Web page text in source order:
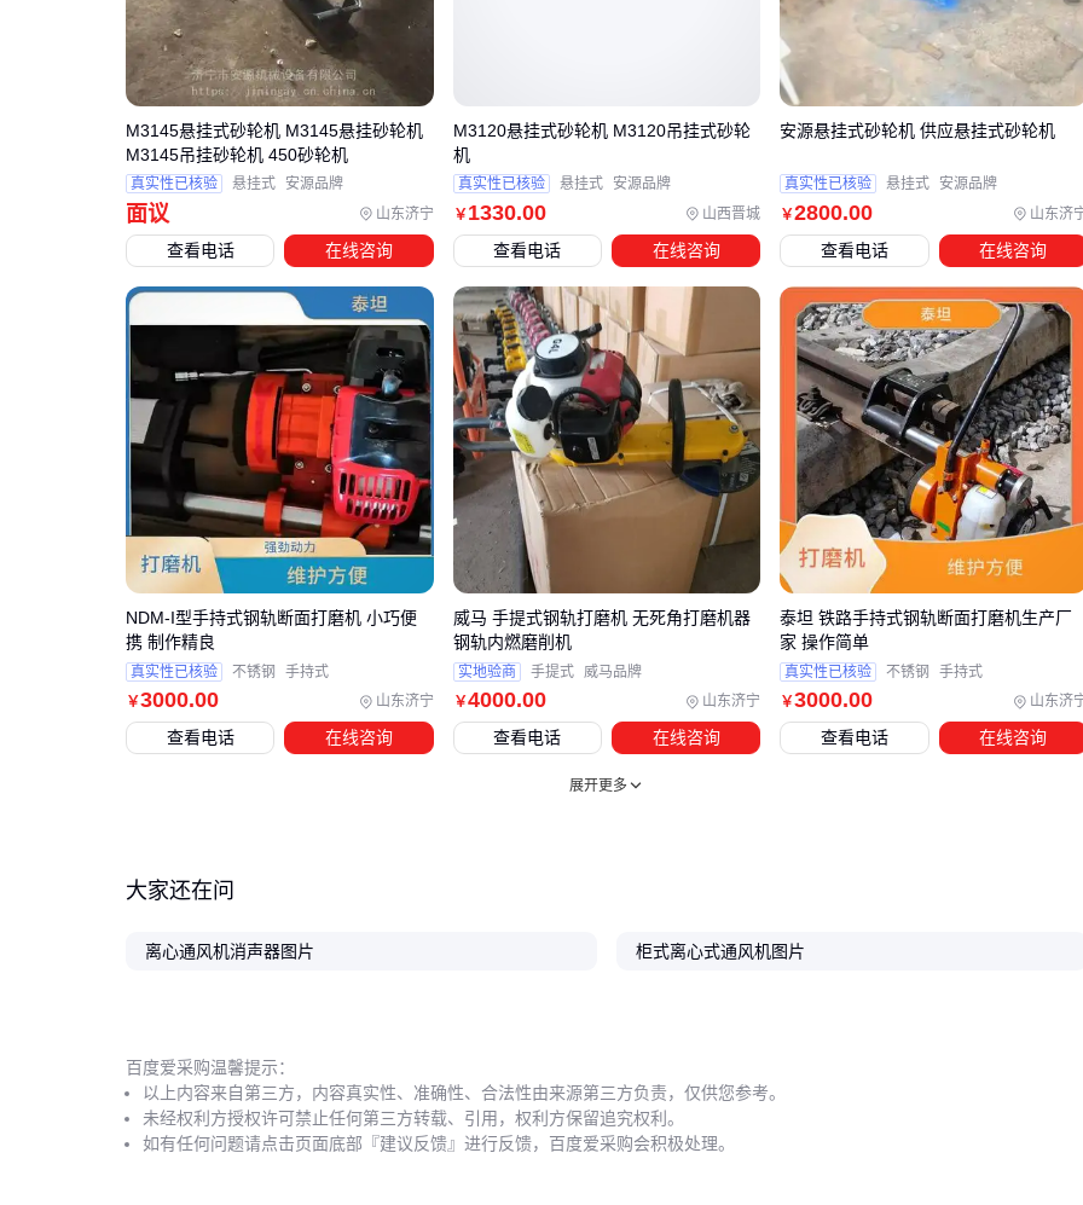
选型时还需考虑设备的可扩展性。例如，未来可能升级的除尘
系统需要预留风量余量，而频繁启停的工况则需关注电机的耐
确定主设备后，还需评估配套的消音器、调节阀或防爆装置等
四、采购离心通风机后，这些配套设备你准备好了吗？
离心通风机安装后，许多用户会发现噪音、震动或连接问题突
然凸显。这些并非主设备质量问题，而是配套设备未同步匹配
的典型表现。比如未安装
风机消音棉
的工业场景，往往因高
频噪音被迫二次停工改造。
关键配套设备可分为三类：
降噪类：如阻燃风机消音棉 和 波浪吸音棉
，能降低高频
气流噪音
JGF型橡胶减震器
可缓解设备运行时的结构传导
连接类：耐高温通风软接 和防爆风机控制箱
确保管道安
全衔接
配套设备的选择需与主设备工况严格匹配。例如化工车间需优
先考虑防爆风机控制箱 ，而食品厂则要关注
不锈钢风机防护
罩
的密封性。忽略这些细节可能导致主设备性能折损甚至安
全隐患。
与皮带的匹配度，能避免因此引发的电机过载问题。
累计运行500小时应更换润滑油
季节性停用前需清理叶轮积尘
面议 山东济宁
M3145悬挂式砂轮机 M3145悬挂砂轮机
M3145吊挂砂轮机 450砂轮机
真实性已核验 悬挂式 安源品牌
查看电话 在线咨询
￥1330.00 山西晋城
M3120悬挂式砂轮机 M3120吊挂式砂轮
机
真实性已核验 悬挂式 安源品牌
查看电话 在线咨询
￥2800.00 山东济
安源悬挂式砂轮机 供应悬挂式砂轮机
真实性已核验 悬挂式 安源品牌
查看电话 在线咨询
￥3000.00 山东济宁
NDM-I型手持式钢轨断面打磨机 小巧便
携 制作精良
真实性已核验 不锈钢 手持式
查看电话 在线咨询
￥4000.00 山东济宁
威马 手提式钢轨打磨机 无死角打磨机器
钢轨内燃磨削机
实地验商 手提式 威马品牌
查看电话 在线咨询
￥3000.00 山东济
泰坦 铁路手持式钢轨断面打磨机生产厂
家 操作简单
真实性已核验 不锈钢 手持式
查看电话 在线咨询
展开更多
大家还在问
离心通风机消声器图片 柜式离心式通风机图片
百度爱采购温馨提示：
以上内容来自第三方，内容真实性、准确性、合法性由来源第三方负责，仅供您参考。
未经权利方授权许可禁止任何第三方转载、引用，权利方保留追究权利。
如有任何问题请点击页面底部『建议反馈』进行反馈，百度爱采购会积极处理。